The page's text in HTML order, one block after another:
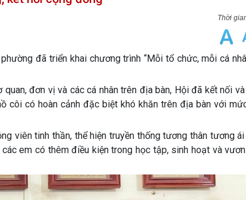
đã triển khai chương trình “Mỗi tổ chức, mỗi cá
đơn vị và các cá nhân trên địa bàn, Hội đã kết nối
côi có hoàn cảnh đặc biệt khó khăn trên địa bàn với
viên tinh thần, thể hiện truyền thống tương thân tương
em có thêm điều kiện trong học tập, sinh hoạt và